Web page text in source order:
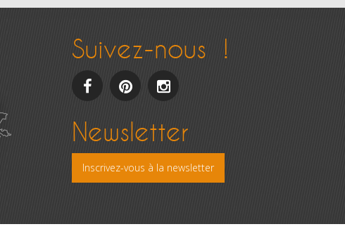
Suivez-nous !
facebookpinterest
Newsletter
Inscrivez-vous à la newsletter